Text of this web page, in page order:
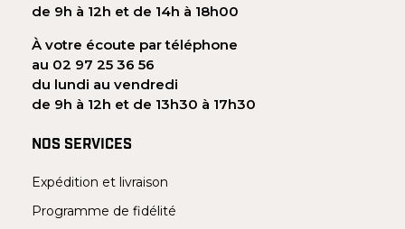
de 9h à 12h et de 14h à 18h00
À votre écoute par téléphone
au 02 97 25 36 56
du lundi au vendredi
de 9h à 12h et de 13h30 à 17h30
NOS SERVICES
Expédition et livraison
Programme de fidélité